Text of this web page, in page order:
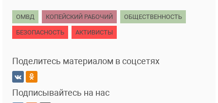
ОМВД КОПЕЙСКИЙ РАБОЧИЙ ОБЩЕСТВЕННОСТЬ
БЕЗОПАСНОСТЬ АКТИВИСТЫ
Поделитесь материалом в соцсетях
Подписывайтесь на нас